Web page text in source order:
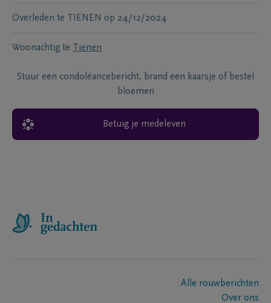
Overleden te TIENEN op 24/12/2024
Woonachtig te Tienen
Stuur een condoléancebericht, brand een kaarsje of bestel
bloemen
Betuig je medeleven
Alle rouwberichten
Over ons